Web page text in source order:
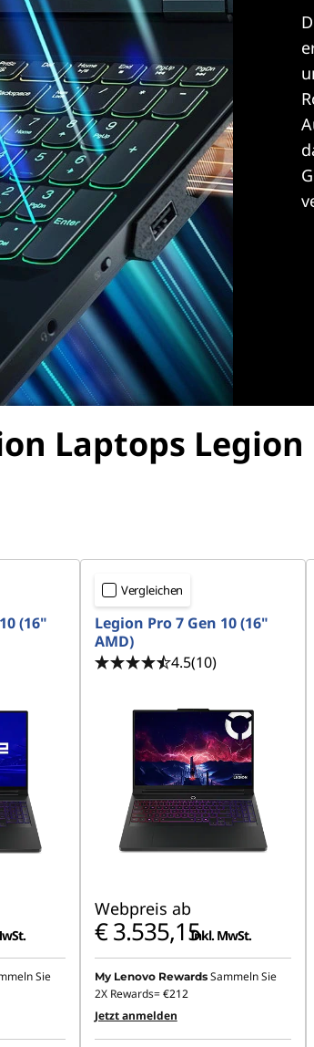
Laptops Legion
(16"
Sie
Vergleichen
Legion Pro 7 Gen 10 (16"
AMD)
4.5(10)
Webpreis ab
€ 3.535,15Inkl. MwSt.
My Lenovo Rewards Sammeln Sie
2X Rewards=€212
Jetzt anmelden